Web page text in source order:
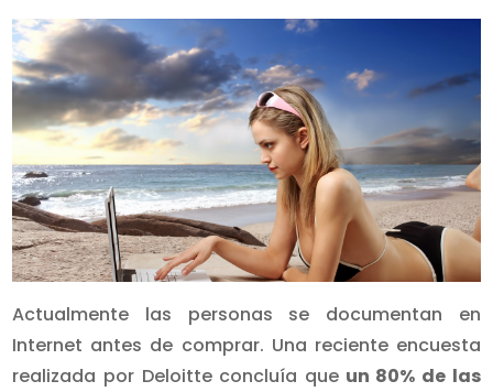
Actualmente las personas se documentan en
Internet antes de comprar. Una reciente encuesta
realizada por Deloitte concluía que un 80% de las